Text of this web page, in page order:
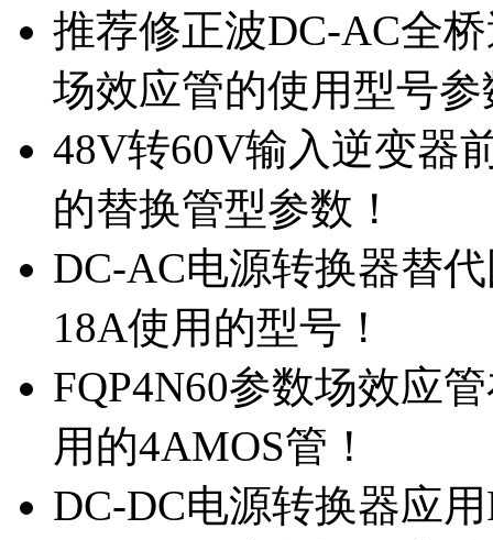
推荐修正波DC-AC全
场效应管的使用型号参
48V转60V输入逆变器
的替换管型参数！
DC-AC电源转换器替
18A使用的型号！
FQP4N60参数场效应
用的4AMOS管！
DC-DC电源转换器应